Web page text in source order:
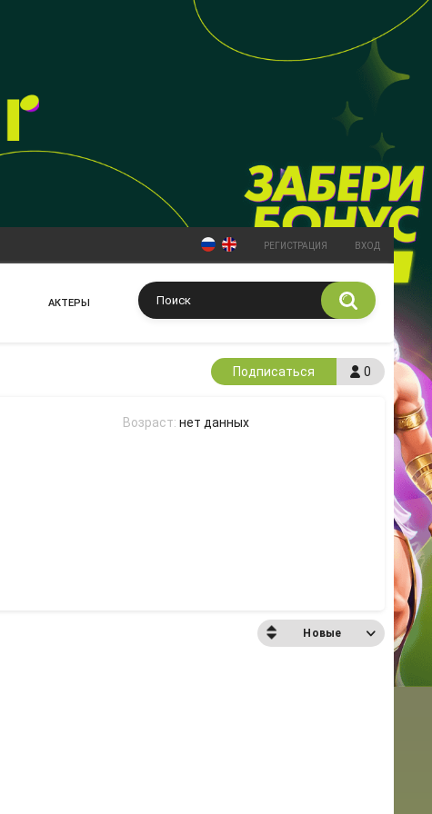
РЕГИСТРАЦИЯ ВХОД
АКТЕРЫ
0
Подписаться
Возраст: нет данных
Новые